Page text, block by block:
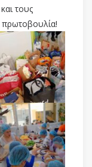
τους
πρωτοβουλία!